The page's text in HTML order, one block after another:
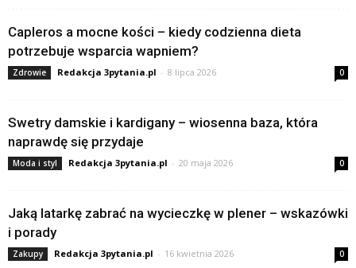
Capleros a mocne kości – kiedy codzienna dieta
potrzebuje wsparcia wapniem?
Zdrowie Redakcja 3pytania.pl - 8 lipca 2026 0
Swetry damskie i kardigany – wiosenna baza, która
naprawdę się przydaje
Moda i styl Redakcja 3pytania.pl - 20 maja 2026 0
Jaką latarkę zabrać na wycieczkę w plener – wskazówki
i porady
Zakupy Redakcja 3pytania.pl - 16 kwietnia 2026 0